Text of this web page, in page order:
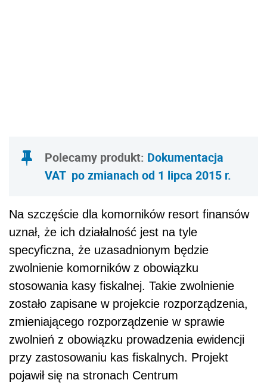
Polecamy produkt: Dokumentacja
VAT po zmianach od 1 lipca 2015 r.
Na szczęście dla komorników resort finansów
uznał, że ich działalność jest na tyle
specyficzna, że uzasadnionym będzie
zwolnienie komorników z obowiązku
stosowania kasy fiskalnej. Takie zwolnienie
zostało zapisane w projekcie rozporządzenia,
zmieniającego rozporządzenie w sprawie
zwolnień z obowiązku prowadzenia ewidencji
przy zastosowaniu kas fiskalnych. Projekt
pojawił się na stronach Centrum